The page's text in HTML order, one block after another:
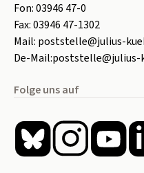
Fon:03946 47-0
Fax:03946 47-1302
Mail: poststelle@julius-
De-Mail:poststelle@julius-
Folge uns auf